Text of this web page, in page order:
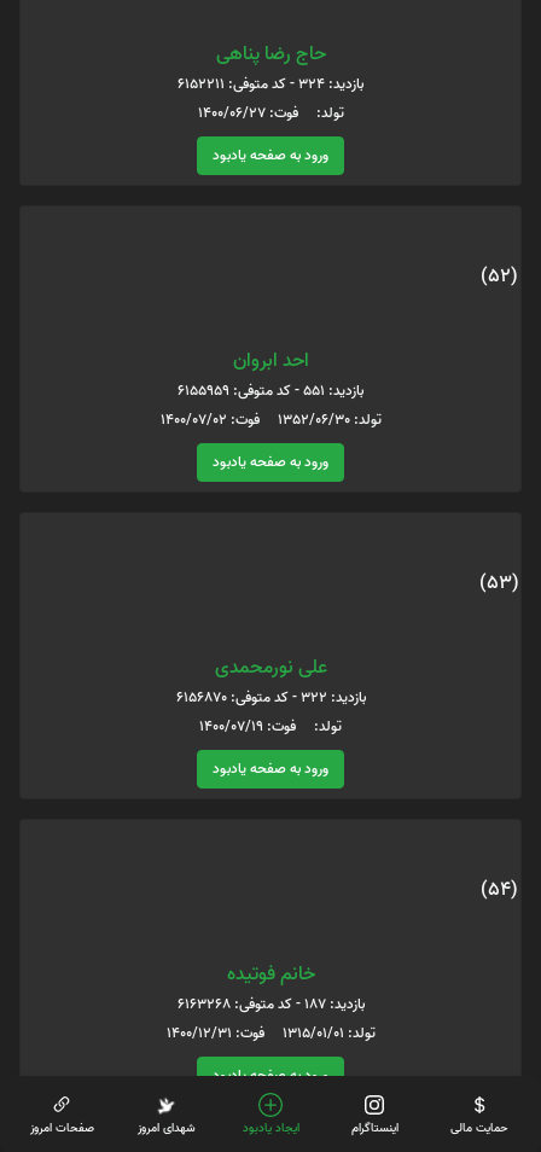
حاج رضا پناهی
بازدید: 324 - کد متوفی: 6152211
تولد: فوت: 1400/06/27
ورود به صفحه یادبود
(52)
احد ابروان
بازدید: 551 - کد متوفی: 6155959
تولد: 1352/06/30 فوت: 1400/07/02
ورود به صفحه یادبود
(53)
علی نورمحمدی
بازدید: 322 - کد متوفی: 6156870
تولد: فوت: 1400/07/19
ورود به صفحه یادبود
(54)
خانم فوتیده
بازدید: 187 - کد متوفی: 6163268
تولد: 1315/01/01 فوت: 1400/12/31
ورود به صفحه یادبود
حمایت مالی اینستاگرام ایجاد یادبود شهدای امروز صفحات امروز